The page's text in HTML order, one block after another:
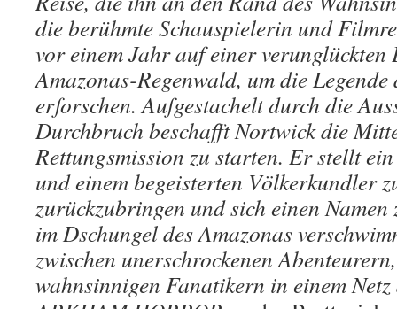
die berühmte Schauspielerin und
vor einem Jahr auf einer
Amazonas-Regenwald, um die
erforschen. Aufgestachelt durch die
Durchbruch beschafft Nortwick die
Rettungsmission zu starten. Er stellt
und einem begeisterten Völkerkundler
zurückzubringen und sich einen Namen
im Dschungel des Amazonas
zwischen unerschrockenen
wahnsinnigen Fanatikern in einem Netz